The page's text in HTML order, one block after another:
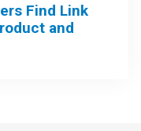
Find Link
and